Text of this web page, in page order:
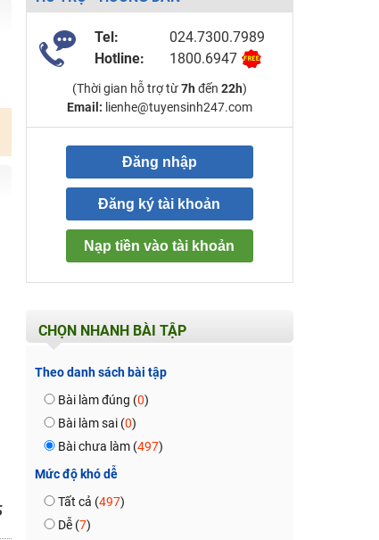
Tel:
024.7300.7989
Hotline:
1800.6947
(Thời gian hỗ trợ từ7h đến 22h)
Email: lienhe@tuyensinh247.com
Đăng nhập
Đăng ký tài khoản
Nạp tiền vào tài khoản
CHỌN NHANH BÀI TẬP
Theo danh sách bài tập
Bài làm đúng (0)
Bài làm sai (0)
Bài chưa làm (497)
Mức độ khó dễ
Tất cả (497)
Dễ (7)